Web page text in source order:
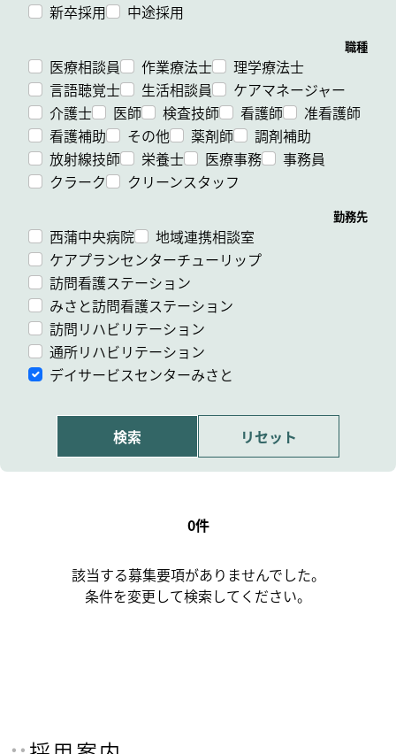
新卒採用 中途採用
職種
医療相談員 作業療法士
理学療法士
言語聴覚士
生活相談員
ケアマネージャー
介護士
医師 検査技師 看護師
准看護師
看護補助
その他 薬剤師
調剤補助
放射線技師
栄養士 医療事務
事務員
クラーク
クリーンスタッフ
勤務先
西蒲中央病院
地域連携相談室
ケアプランセンターチューリップ
訪問看護ステーション
みさと訪問看護ステーション
訪問リハビリテーション
通所リハビリテーション
デイサービスセンターみさと
0件
該当する募集要項がありませんでした。
条件を変更して検索してください。